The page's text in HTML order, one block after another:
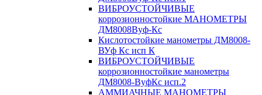
ВИБРОУСТОЙЧИВЫЕ
коррозионностойкие МАНОМЕТРЫ
ДМ8008Вуф-Кс
Кислотостойкие манометры ДМ8008-
ВУф Кс исп К
ВИБРОУСТОЙЧИВЫЕ
коррозионностойкие манометры
ДМ8008-ВуфКс исп.2
АММИАЧНЫЕ МАНОМЕТРЫ